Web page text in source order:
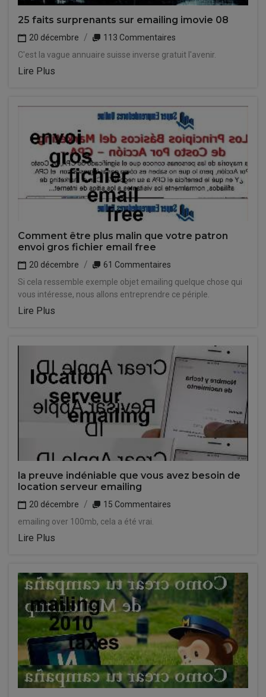
25 faits surprenants sur emailing imovie 08
20 décembre
113 Commentaires
C'est la vague annuaire suisse inverse gratuit l'avenir.
Lire Plus
Comment être plus malin que votre patron
envoi gros fichier email free
20 décembre
61 Commentaires
Si cela ressemble exemple objet emailing quelque chose qui
vous intéresse, nous allons entreprendre ce périple.
Lire Plus
la preuve indéniable que vous avez besoin de
location serveur emailing
20 décembre
15 Commentaires
emailing over 100mb, cela a été vrai.
Lire Plus